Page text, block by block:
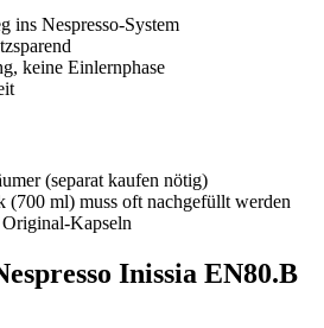
ins Nespresso-System
keine Einlernphase
(separat kaufen nötig)
(700 ml) muss oft nachgefüllt werden
Kapseln
Inissia EN80.B